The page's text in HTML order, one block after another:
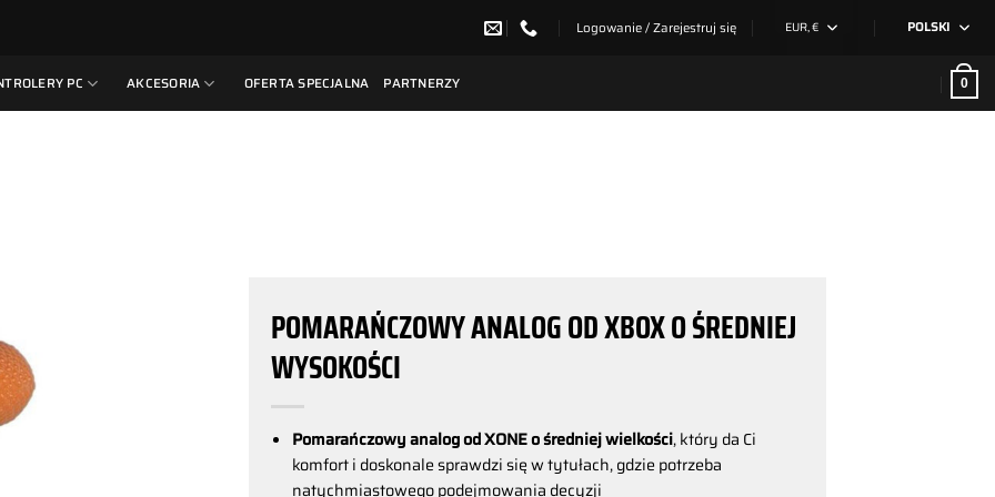
Logowanie / Zarejestruj się EUR, € POLSKI
PC AKCESORIA OFERTA SPECJALNA PARTNERZY 0
POMARAŃCZOWY ANALOG OD XBOX O ŚREDNIEJ
WYSOKOŚCI
Pomarańczowy analog od XONE o średniej wielkości, który da Ci
komfort i doskonale sprawdzi się w tytułach, gdzie potrzeba
natychmiastowego podejmowania decyzji